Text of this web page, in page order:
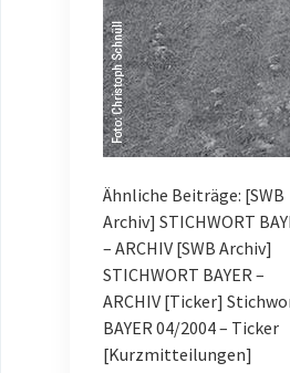
Ähnliche Beiträge: [SWB
Archiv] STICHWORT
– ARCHIV [SWB Archiv]
STICHWORT BAYER –
ARCHIV [Ticker]
BAYER 04/2004 – Ticker
[Kurzmitteilungen]